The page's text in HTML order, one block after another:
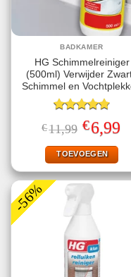
BADKAMER
HG Schimmelreiniger
(500ml) Verwijder
Schimmel en
Gewaardeerd
4.80uit 5
€11,99 prijs
was:
€11,99.
€6,99
TOEVOEGEN
-56%